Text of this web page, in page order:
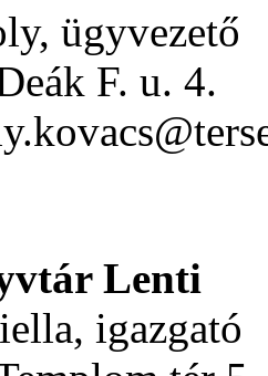
ügyvezető
F. u. 4.
Lenti
igazgató